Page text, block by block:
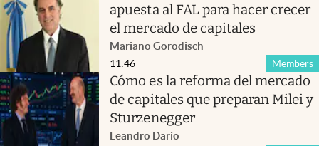
apuesta al FAL para hacer crecer
el mercado de capitales
Mariano Gorodisch
Members
11:46
Cómo es la reforma del mercado
de capitales que preparan Milei y
Sturzenegger
Leandro Dario